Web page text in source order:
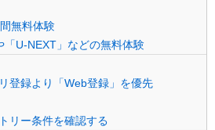
無料体験
「U-NEXT」などの無料体験
登録より「Web登録」を優先
リー条件を確認する